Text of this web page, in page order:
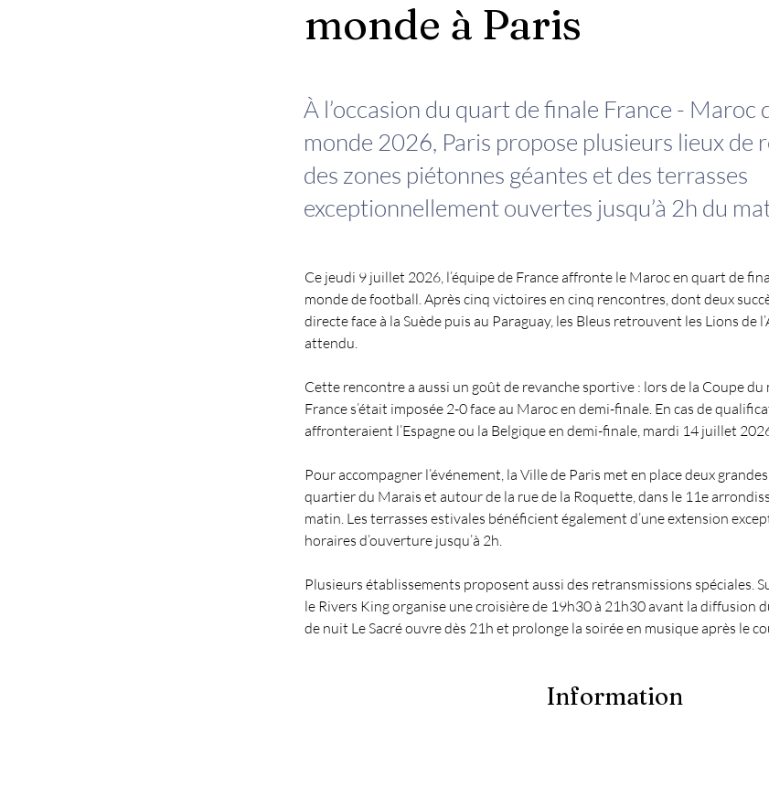
monde à Paris
À l’occasion du quart de finale France - Maroc
monde 2026, Paris propose plusieurs lieux de
des zones piétonnes géantes et des terrasses
exceptionnellement ouvertes jusqu’à 2h du
Ce jeudi 9 juillet 2026, l’équipe de France affronte le Maroc en quart de
monde de football. Après cinq victoires en cinq rencontres, dont deux
directe face à la Suède puis au Paraguay, les Bleus retrouvent les Lions de
attendu.
Cette rencontre a aussi un goût de revanche sportive : lors de la Coupe du
France s’était imposée 2-0 face au Maroc en demi-finale. En cas de
affronteraient l’Espagne ou la Belgique en demi-finale, mardi 14 juillet
Pour accompagner l’événement, la Ville de Paris met en place deux
quartier du Marais et autour de la rue de la Roquette, dans le 11e
matin. Les terrasses estivales bénéficient également d’une extension
horaires d’ouverture jusqu’à 2h.
Plusieurs établissements proposent aussi des retransmissions spéciales.
le Rivers King organise une croisière de 19h30 à 21h30 avant la diffusion
de nuit Le Sacré ouvre dès 21h et prolonge la soirée en musique après le
Information